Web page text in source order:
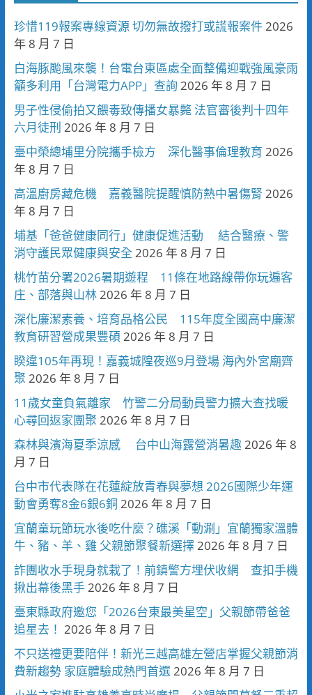
珍惜119報案專線資源 切勿無故撥打或謊報案件2026
年 8 月 7 日
白海豚颱風來襲！台電台東區處全面整備迎戰強風豪雨
籲多利用「台灣電力APP」查詢 2026 年 8 月 7 日
男子性侵偷拍又餵毒致傳播女暴斃 法官審後判十四年
六月徒刑 2026 年 8 月 7 日
臺中榮總埔里分院攜手檢方 深化醫事倫理教育 2026
年 8 月 7 日
高溫廚房藏危機 嘉義醫院提醒慎防熱中暑傷腎 2026
年 8 月 7 日
埔基「爸爸健康同行」健康促進活動 結合醫療、警
消守護民眾健康與安全 2026 年 8 月 7 日
桃竹苗分署2026暑期遊程 11條在地路線帶你玩遍客
庄、部落與山林2026 年 8 月 7 日
深化廉潔素養、培育品格公民 115年度全國高中廉潔
教育研習營成果豐碩 2026 年 8 月 7 日
睽違105年再現！嘉義城隍夜巡9月登場 海內外宮廟齊
聚 2026 年 8 月 7 日
11歲女童負氣離家 竹警二分局動員警力擴大查找暖
心尋回返家團聚 2026 年 8 月 7 日
森林與濱海夏季涼感 台中山海露營消暑趣2026 年 8
月 7 日
台中市代表隊在花蓮綻放青春與夢想 2026國際少年運
動會勇奪8金6銀6銅 2026 年 8 月 7 日
宜蘭童玩節玩水後吃什麼？礁溪「動涮」宜蘭獨家溫體
牛、豬、羊、雞 父親節聚餐新選擇2026 年 8 月 7 日
詐團收水手現身就栽了！前鎮警方埋伏收網 查扣手機
揪出幕後黑手2026 年 8 月 7 日
臺東縣政府邀您「2026台東最美星空」父親節帶爸爸
追星去！ 2026 年 8 月 7 日
不只送禮更要陪伴！新光三越高雄左營店掌握父親節消
費新趨勢 家庭體驗成熱門首選2026 年 8 月 7 日